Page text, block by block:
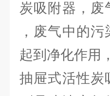
炭吸附器，废
，废气中的
起到净化作用
抽屉式活性炭